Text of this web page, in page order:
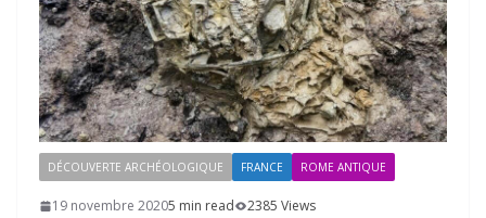
DÉCOUVERTE ARCHÉOLOGIQUE FRANCE ROME ANTIQUE
19 novembre 20205 min read
2385 Views